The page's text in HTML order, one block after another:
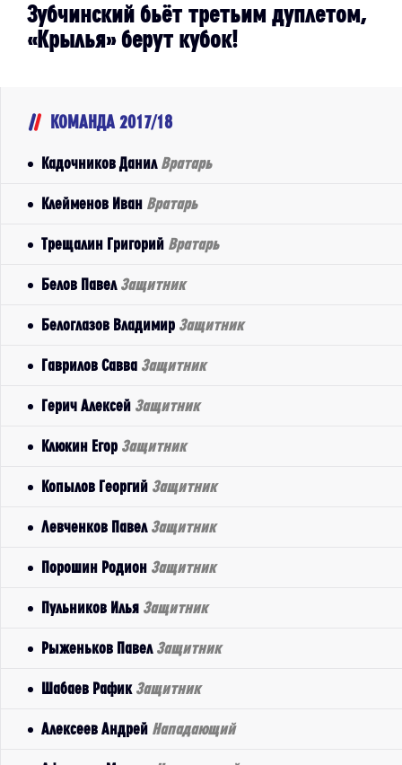
Зубчинский бьёт третьим дуплетом,
«Крылья» берут кубок!
КОМАНДА 2017/18
Кадочников Данил Вратарь
Клейменов Иван Вратарь
Трещалин Григорий Вратарь
Белов Павел Защитник
Белоглазов Владимир Защитник
Гаврилов Савва Защитник
Герич Алексей Защитник
Клюкин Егор Защитник
Копылов Георгий Защитник
Левченков Павел Защитник
Порошин Родион Защитник
Пульников Илья Защитник
Рыженьков Павел Защитник
Шабаев Рафик Защитник
Алексеев Андрей Нападающий